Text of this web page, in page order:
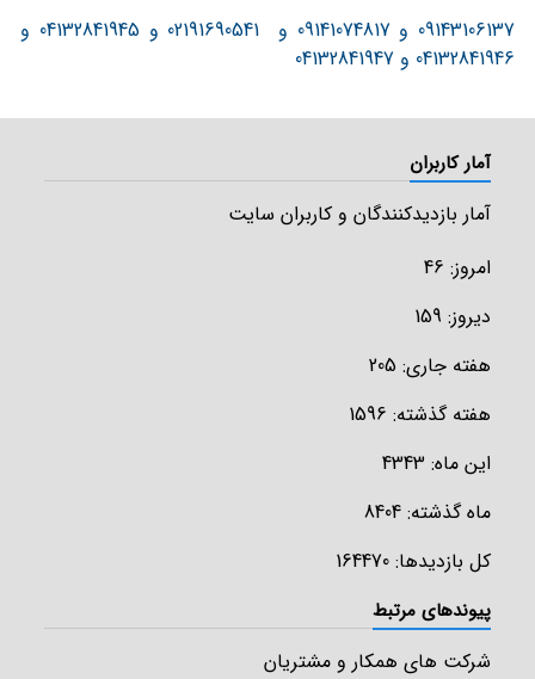
09143106137 و 09141074817 و 02191690541 و 04132841945 و
04132841946 و 04132841947
آمار کاربران
آمار بازدیدکنندگان و کاربران سایت
امروز: 46
دیروز: 159
هفته جاری: 205
هفته گذشته: 1596
این ماه: 4343
ماه گذشته: 8404
کل بازدیدها: 164470
پیوندهای مرتبط
شرکت های همکار و مشتریان